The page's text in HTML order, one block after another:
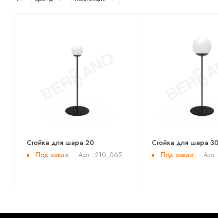
Стойка для шара 20
Под заказ
Арт.: 210_065
Стойка для шара 30
Под заказ